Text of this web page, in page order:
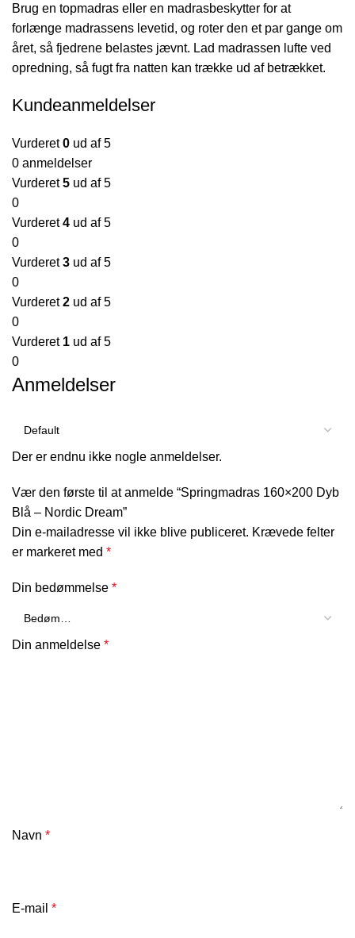
Brug en topmadras eller en madrasbeskytter for at
forlænge madrassens levetid, og roter den et par gange om
året, så fjedrene belastes jævnt. Lad madrassen lufte ved
opredning, så fugt fra natten kan trække ud af betrækket.
Kundeanmeldelser
Vurderet0 ud af 5
0 anmeldelser
Vurderet5 ud af 5
0
Vurderet4 ud af 5
0
Vurderet3 ud af 5
0
Vurderet2 ud af 5
0
Vurderet 1 ud af 5
0
Anmeldelser
Der er endnu ikke nogle anmeldelser.
Vær den første til at anmelde “Springmadras 160×200 Dyb
Blå – Nordic Dream”
Din e-mailadresse vil ikke blive publiceret. Krævede felter
er markeret med *
Din bedømmelse *
Din anmeldelse *
Navn *
E-mail *